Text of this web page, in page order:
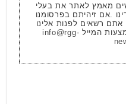
מאמץ לאתר את בעלי
.אם זיהיתם בפרסומנו
אתם רשאים לפנות אלינו
המייל info@rgg-